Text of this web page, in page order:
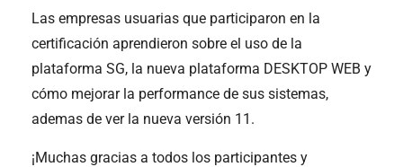
Las empresas usuarias que participaron en la
certificación aprendieron sobre el uso de la
plataforma SG, la nueva plataforma DESKTOP WEB y
cómo mejorar la performance de sus sistemas,
ademas de ver la nueva versión 11.
¡Muchas gracias a todos los participantes y